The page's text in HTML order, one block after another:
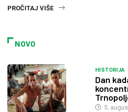
PROČITAJ VIŠE
NOVO
HISTORIJA
Dan
5.